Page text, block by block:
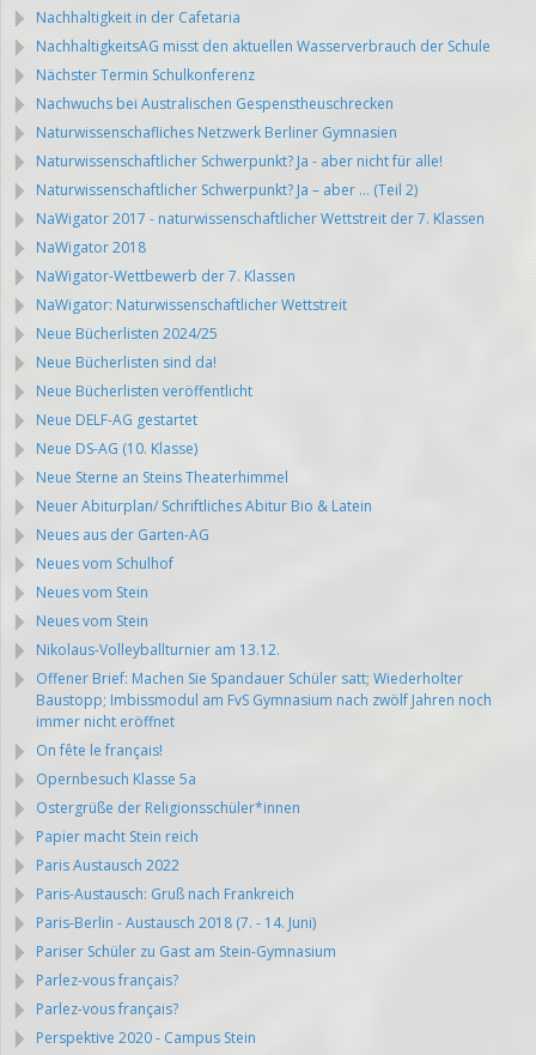
Nachhaltigkeit in der Cafetaria
NachhaltigkeitsAG misst den aktuellen Wasserverbrauch der Schule
Nächster Termin Schulkonferenz
Nachwuchs bei Australischen Gespenstheuschrecken
Naturwissenschafliches Netzwerk Berliner Gymnasien
Naturwissenschaftlicher Schwerpunkt? Ja - aber nicht für alle!
Naturwissenschaftlicher Schwerpunkt? Ja – aber ... (Teil 2)
NaWigator 2017 - naturwissenschaftlicher Wettstreit der 7. Klassen
NaWigator 2018
NaWigator-Wettbewerb der 7. Klassen
NaWigator: Naturwissenschaftlicher Wettstreit
Neue Bücherlisten 2024/25
Neue Bücherlisten sind da!
Neue Bücherlisten veröffentlicht
Neue DELF-AG gestartet
Neue DS-AG (10. Klasse)
Neue Sterne an Steins Theaterhimmel
Neuer Abiturplan/ Schriftliches Abitur Bio & Latein
Neues aus der Garten-AG
Neues vom Schulhof
Neues vom Stein
Neues vom Stein
Nikolaus-Volleyballturnier am 13.12.
Offener Brief: Machen Sie Spandauer Schüler satt; Wiederholter
Baustopp; Imbissmodul am FvS Gymnasium nach zwölf Jahren noch
immer nicht eröffnet
On fête le français!
Opernbesuch Klasse 5a
Ostergrüße der Religionsschüler*innen
Papier macht Stein reich
Paris Austausch 2022
Paris-Austausch: Gruß nach Frankreich
Paris-Berlin - Austausch 2018 (7. - 14. Juni)
Pariser Schüler zu Gast am Stein-Gymnasium
Parlez-vous français?
Parlez-vous français?
Perspektive 2020 - Campus Stein